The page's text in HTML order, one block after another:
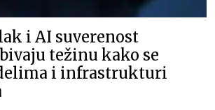
i AI suverenost
težinu kako se
i infrastrukturi